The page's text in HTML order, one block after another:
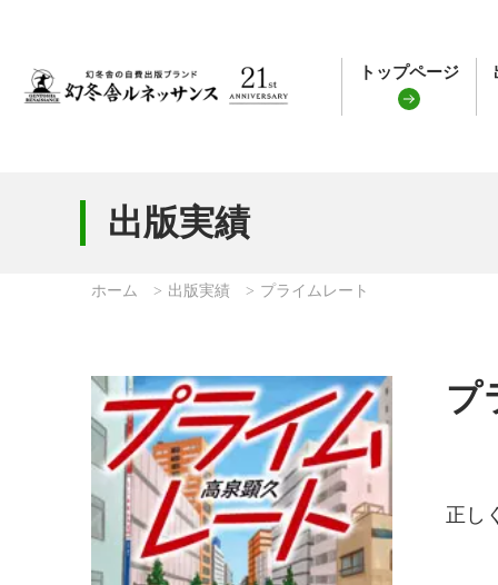
トップページ
出版実績
ホーム 出版実績 プライムレート
プ
正し